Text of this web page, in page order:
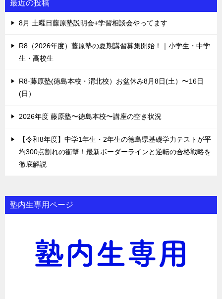
最近の投稿
8月 土曜日藤原塾説明会+学習相談会やってます
R8（2026年度）藤原塾の夏期講習募集開始！｜小学生・中学
生・高校生
R8-藤原塾(徳島本校・渭北校）お盆休み8月8日(土）〜16日
(日）
2026年度 藤原塾〜徳島本校〜講座の空き状況
【令和8年度】中学1年生・2年生の徳島県基礎学力テストが平
均300点割れの衝撃！最新ボーダーラインと逆転の合格戦略を
徹底解説
塾内生専用ページ